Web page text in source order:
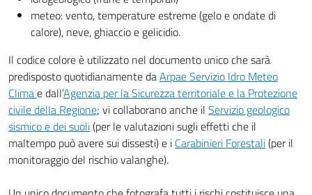
meteo: vento, temperature estreme (gelo e ondate di
calore), neve, ghiaccio e gelicidio.
Il codice colore è utilizzato nel documento unico che sarà
predisposto quotidianamente daArpae Servizio Idro Meteo
Climae dall’Agenzia per la Sicurezza territoriale e la Protezione
civile della Regione; vi collaborano anche il Servizio geologico
sismico e dei suoli(per le valutazioni sugli effetti che il
maltempo può avere sui dissesti) e i Carabinieri Forestali(per il
monitoraggio del rischio valanghe).